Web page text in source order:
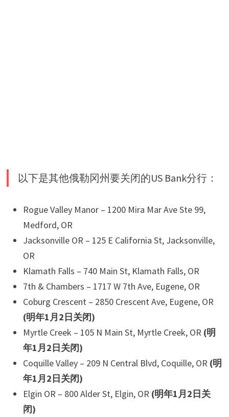
以下是其他俄勒冈州要关闭的US Bank分行：
Rogue Valley Manor – 1200 Mira Mar Ave Ste 99,
Medford, OR
Jacksonville OR – 125 E California St, Jacksonville,
OR
Klamath Falls – 740 Main St, Klamath Falls, OR
7th & Chambers – 1717 W 7th Ave, Eugene, OR
Coburg Crescent – 2850 Crescent Ave, Eugene, OR
(明年1月2日关闭)
Myrtle Creek – 105 N Main St, Myrtle Creek, OR (明
年1月2日关闭)
Coquille Valley – 209 N Central Blvd, Coquille, OR (明
年1月2日关闭)
Elgin OR – 800 Alder St, Elgin, OR (明年1月2日关
闭)